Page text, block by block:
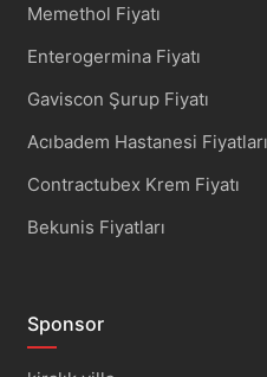
Memethol Fiyatı
Enterogermina Fiyatı
Gaviscon Şurup Fiyatı
Acıbadem Hastanesi Fiyatları
Contractubex Krem Fiyatı
Bekunis Fiyatları
Sponsor